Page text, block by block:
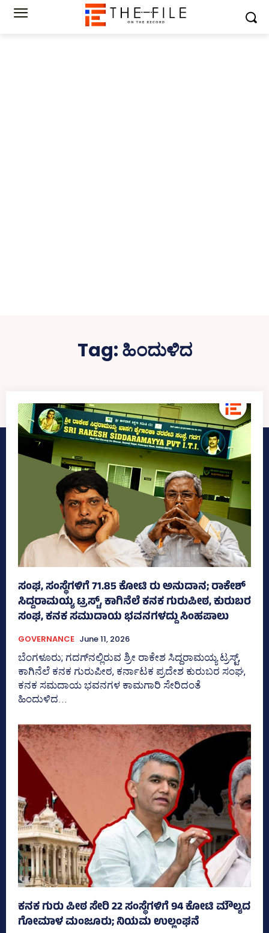
Tag:ಹಿಂದುಳಿದ
ಸಂಘ, ಸಂಸ್ಥೆಗಳಿಗೆ 71.85 ಕೋಟಿ ರು ಅನುದಾನ; ರಾಕೇಶ್
ಸಿದ್ದರಾಮಯ್ಯ ಟ್ರಸ್ಟ್, ಕಾಗಿನೆಲೆ ಕನಕ ಗುರುಪೀಠ, ಕುರುಬರ
ಸಂಘ, ಕನಕ ಸಮುದಾಯ ಭವನಗಳದ್ದು ಸಿಂಹಪಾಲು
GOVERNANCE June 11, 2026
ಬೆಂಗಳೂರು; ಗದಗ್‌ನಲ್ಲಿರುವ ಶ್ರೀ ರಾಕೇಶ ಸಿದ್ದರಾಮಯ್ಯ ಟ್ರಸ್ಟ್,
ಕಾಗಿನೆಲೆ ಕನಕ ಗುರುಪೀಠ, ಕರ್ನಾಟಕ ಪ್ರದೇಶ ಕುರುಬರ ಸಂಘ,
ಕನಕ ಸಮದಾಯ ಭವನಗಳ ಕಾಮಗಾರಿ ಸೇರಿದಂತೆ
ಹಿಂದುಳಿದ...
ಕನಕ ಗುರು ಪೀಠ ಸೇರಿ 22 ಸಂಸ್ಥೆಗಳಿಗೆ 94 ಕೋಟಿ ಮೌಲ್ಯದ
ಗೋಮಾಳ ಮಂಜೂರು; ನಿಯಮ ಉಲ್ಲಂಘನೆ